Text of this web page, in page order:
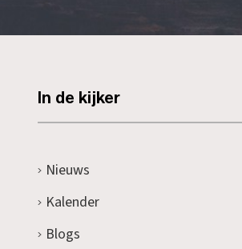
In de kijker
Nieuws
Kalender
Blogs